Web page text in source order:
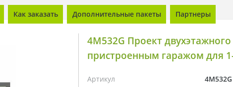
Как заказать Дополнительные пакеты Партнеры
4M532G Проект
пристроенным гаражом для
Артикул
4M532G